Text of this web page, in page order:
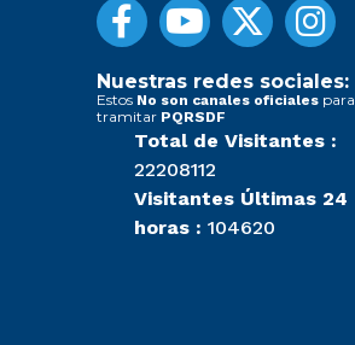
Nuestras redes sociales:
Estos No son canales oficiales para
tramitar PQRSDF
Total de Visitantes :
22208112
Visitantes Últimas 24
horas : 104620